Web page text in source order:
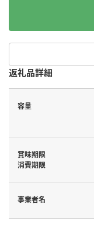
返礼品詳細
容量
賞味期限
消費期限
事業者名